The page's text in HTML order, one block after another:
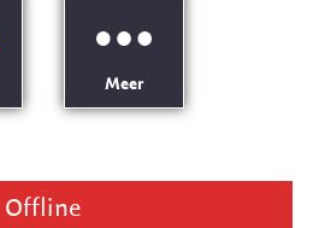
Meer
Offline